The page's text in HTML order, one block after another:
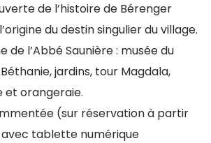
de l’histoire de Bérenger
du destin singulier du village.
de l’Abbé Saunière : musée du
jardins, tour Magdala,
et orangeraie.
(sur réservation à partir
avec tablette numérique